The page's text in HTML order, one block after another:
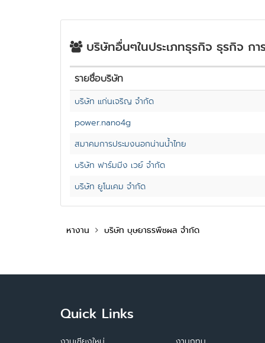
บริษัทอื่นๆในประเภทธุรกิจ ธุรกิจ กา
รายชื่อบริษัท
บริษัท แก่นเจริญ จำกัด
power.nano4g
สมาคมการประมงนอกน่านน้ำไทย
บริษัท ฟาร์มมิ่ง เวย์ จำกัด
บริษัท ยูโนเคม จำกัด
หางาน บริษัท บุษยาธรพืชผล จำกัด
Quick Links